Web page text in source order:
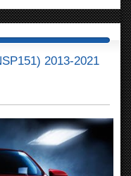
2013-2021